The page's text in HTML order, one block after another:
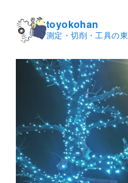
toyokohan
測定・切削・工具の